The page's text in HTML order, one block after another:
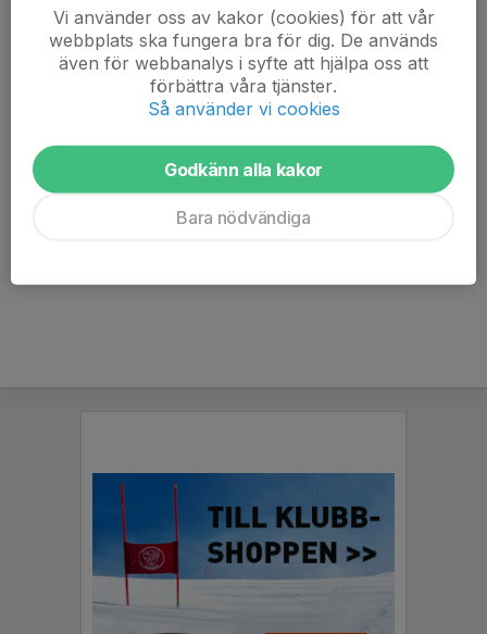
070-930 67 31
vthessen@gmail.com
David Hessius
Lagledare U8:1 (2019)
hessius.david@gmail.com
Johan Forsberg
Lagledare U8:1 (2020)
Vi använder oss av kakor (cookies) för att vår
webbplats ska fungera bra för dig. De används
även för webbanalys i syfte att hjälpa oss att
förbättra våra tjänster.
Så använder vi cookies
Godkänn alla kakor
Bara nödvändiga